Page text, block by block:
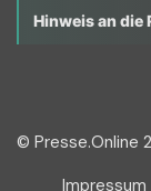
Hinweis an die
© Presse.Online
Impressum